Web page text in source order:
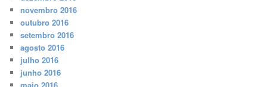
novembro 2016
outubro 2016
setembro 2016
agosto 2016
julho 2016
junho 2016